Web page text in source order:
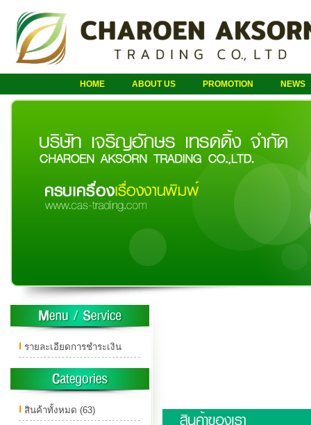
HOME ABOUT US PROMOTION NEWS
รายละเอียดการชำระเงิน
สินค้าทั้งหมด (63)